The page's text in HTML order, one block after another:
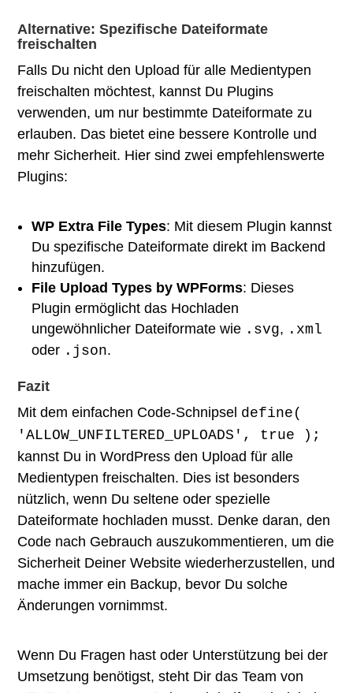
Alternative: Spezifische Dateiformate
freischalten
Falls Du nicht den Upload für alle Medientypen
freischalten möchtest, kannst Du Plugins
verwenden, um nur bestimmte Dateiformate zu
erlauben. Das bietet eine bessere Kontrolle und
mehr Sicherheit. Hier sind zwei empfehlenswerte
Plugins:
WP Extra File Types: Mit diesem Plugin kannst
Du spezifische Dateiformate direkt im Backend
hinzufügen.
File Upload Types by WPForms: Dieses
Plugin ermöglicht das Hochladen
ungewöhnlicher Dateiformate wie .svg, .xml
oder .json.
Fazit
Mit dem einfachen Code-Schnipsel define(
'ALLOW_UNFILTERED_UPLOADS', true );
kannst Du in WordPress den Upload für alle
Medientypen freischalten. Dies ist besonders
nützlich, wenn Du seltene oder spezielle
Dateiformate hochladen musst. Denke daran, den
Code nach Gebrauch auszukommentieren, um die
Sicherheit Deiner Website wiederherzustellen, und
mache immer ein Backup, bevor Du solche
Änderungen vornimmst.
Wenn Du Fragen hast oder Unterstützung bei der
Umsetzung benötigst, steht Dir das Team von